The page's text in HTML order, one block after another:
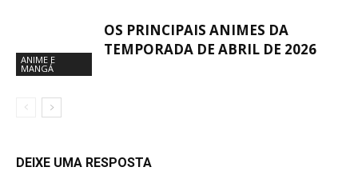
ANIME E
MANGÁ
OS PRINCIPAIS ANIMES DA
TEMPORADA DE ABRIL DE 2026
DEIXE UMA RESPOSTA